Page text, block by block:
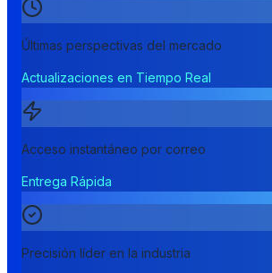
Últimas perspectivas del mercado
Actualizaciones en Tiempo Real
Acceso instantáneo por correo
Entrega Rápida
Precisión líder en la industria